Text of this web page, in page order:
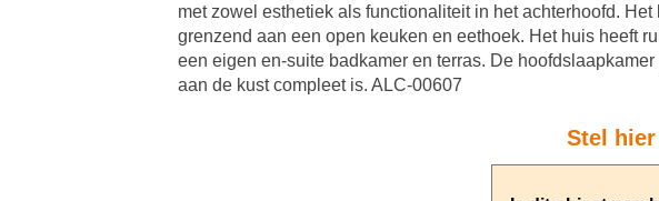
met zowel esthetiek als functionaliteit in het achterhoofd.
grenzend aan een open keuken en eethoek. Het huis heeft
een eigen en-suite badkamer en terras. De
aan de kust compleet is. ALC-00607
Stel